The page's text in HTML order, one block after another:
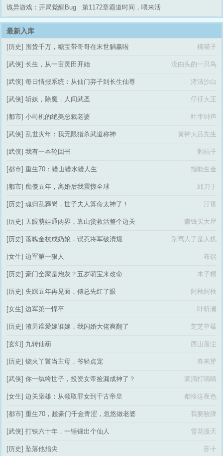
诡异游戏：开局觉醒Bug
级天赋
第1172章霸道时间，喂来活
了
最新入库
[历史] 囤货千万，糖宝带哥哥在末世躺赢啦 橘喵子
[武侠] 长生，从一亩灵田开始 没由头的一只鸟
[武侠] 每日情报系统：从仙门弃子到长生仙尊 渚清沙白
[武侠] 斩妖，除魔，人间武圣 仔仔大王
[都市] 小司机的绝美总裁老婆 叶半钟声
[武侠] 乱世灾年：我无限猎杀武道称神 黄钟大吕先生
[武侠] 我有一本轮回书 剥桔子
[都市] 重生70：猎山猎水猎人生 指能生金
[都市] 痴傻五年，离婚后我震惊全球 邱刀于
[历史] 魂归乱葬岗，世子夫人算命太神了！ 汀煲
[历史] 天眼萌娃通两界，靠山货救活整个边关 赚钱买大屋
[历史] 落魄金枝成奶娘，误惹将军破清规 别骂人了是人机
[女生] 边军第一狠人 布偶
[历史] 豪门全家是炮灰？五岁萌宝来改命 木子桐
[历史] 失踪五年再见面，傅总先红了眼 阿秋阿秋
[女生] 边军第一悍卒 叶听澜
[历史] 渣男谁爱嫁谁嫁，我闪婚大佬爽翻了 芝芝草莓
[玄幻] 九转仙葫 西山落尘
[历史] 烧火丫鬟当主母，爷轻点宠 春来芽
[武侠] 你一纨绔世子，投资女帝捡漏成神了？ 滴滴打嘀嘀
[女生] 边关枭雄：从领取罪女到千古帝皇 都怪这夜色
[都市] 重生70，趁豪门千金青涩，忽悠做老婆 我要验牌
[武侠] 打铁六十年，一锤锻出个仙人 雪花漫天
[历史] 坠落他指尖 苏十